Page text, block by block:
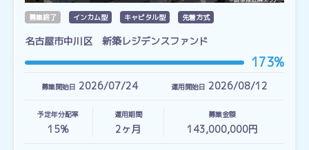
募集終了 インカム型 キャピタル型 先着方式
名古屋市中川区 新築レジデンスファンド
173%
募集開始日 2026/07/24 運用開始日 2026/08/12
予定年分配率
15%
運用期間
2ヶ月
募集金額
143,000,000円